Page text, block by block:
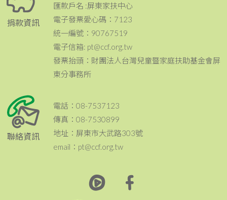
捐款資訊
匯款戶名 :屏東家扶中心
電子發票愛心碼：7123
統一編號：90767519
電子信箱: pt@ccf.org.tw
發票抬頭：財團法人台灣兒童暨家庭扶助基金會屏
東分事務所
聯絡資訊
電話：08-7537123
傳真：08-7530899
地址：屏東市大武路303號
email：pt@ccf.org.tw